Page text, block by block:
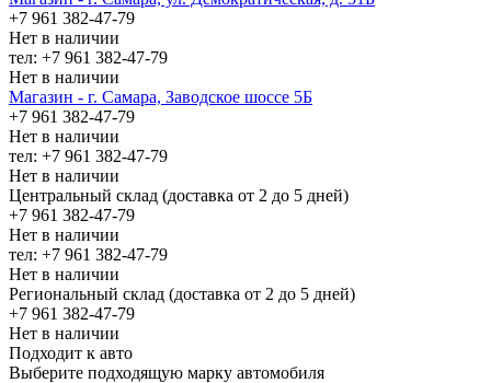
+7 961 382-47-79
Нет в наличии
тел: +7 961 382-47-79
Нет в наличии
Магазин - г. Самара, Заводское шоссе 5Б
+7 961 382-47-79
Нет в наличии
тел: +7 961 382-47-79
Нет в наличии
Центральный склад (доставка от 2 до 5 дней)
+7 961 382-47-79
Нет в наличии
тел: +7 961 382-47-79
Нет в наличии
Региональный склад (доставка от 2 до 5 дней)
+7 961 382-47-79
Нет в наличии
Подходит к авто
Выберите подходящую марку автомобиля